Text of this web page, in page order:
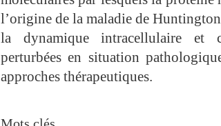
l’origine de la maladie de
la dynamique intracellulaire et
perturbées en situation
approches thérapeutiques.